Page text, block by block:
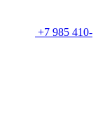
+7 985 410-